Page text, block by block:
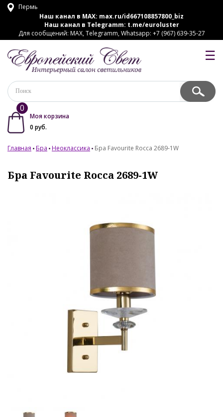
Пермь
Наш канал в MAX: max.ru/id667108857800_biz
Наш канал в Telegramm: t.me/euroluster
Для сообщений: MAX, Telegramm, Whatsapp: +7 (967) 639-35-27
☰
0
Моя корзина
0 руб.
Главная Бра Неоклассика Бра Favourite Rocca 2689-1W
Бра Favourite Rocca 2689-1W